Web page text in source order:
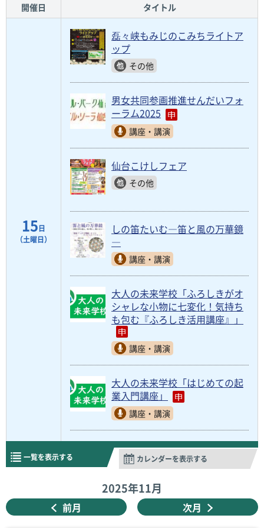
開催日 タイトル
15日
（土曜日）
磊々峡もみじのこみちライトア
ップ
その他
男女共同参画推進せんだいフォ
ーラム2025
講座・講演
仙台こけしフェア
その他
しの笛たいむ―笛と風の万華鏡
―
講座・講演
大人の未来学校「ふろしきがオ
シャレな小物に七変化！気持ち
も包む『ふろしき活用講座』」
講座・講演
大人の未来学校「はじめての起
業入門講座」
講座・講演
一覧を表示する カレンダーを表示する
2025年11月
前月 次月